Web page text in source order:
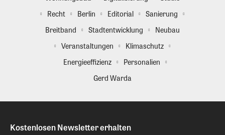
Recht
Berlin Editorial
Sanierung
Breitband
Stadtentwicklung
Neubau
Veranstaltungen
Klimaschutz
Energieeffizienz
Personalien
Gerd Warda
Kostenlosen Newsletter erhalten